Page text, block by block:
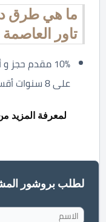
ما هي طرق
تاور
10% مقدم
على 8 سنوات أقساط متساوية.
لمعرفة المزيد
لطلب بروشور